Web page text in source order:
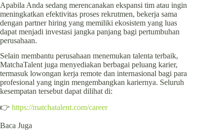
Apabila Anda sedang merencanakan ekspansi tim atau ingin
meningkatkan efektivitas proses rekrutmen, bekerja sama
dengan partner hiring yang memiliki ekosistem yang luas
dapat menjadi investasi jangka panjang bagi pertumbuhan
perusahaan.
Selain membantu perusahaan menemukan talenta terbaik,
MatchaTalent juga menyediakan berbagai peluang karier,
termasuk lowongan kerja remote dan internasional bagi para
profesional yang ingin mengembangkan kariernya. Seluruh
kesempatan tersebut dapat dilihat di:
👉 https://matchatalent.com/career
Baca Juga